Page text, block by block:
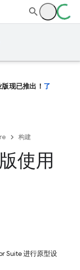
现已推出！ 了
构建
使用
Suite 进行原型设